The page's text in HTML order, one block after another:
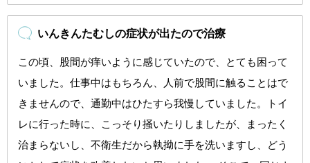
いんきんたむしの症状が出たので治療
この頃、股間が痒いように感じていたので、とても困って
いました。仕事中はもちろん、人前で股間に触ることはで
きませんので、通勤中はひたすら我慢していました。トイ
レに行った時に、こっそり掻いたりしましたが、まったく
治まらないし、不衛生だから執拗に手を洗いますし、どう